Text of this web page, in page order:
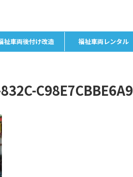
祉車両後付け改造 福祉車両レンタル
C98E7CBBE6A9